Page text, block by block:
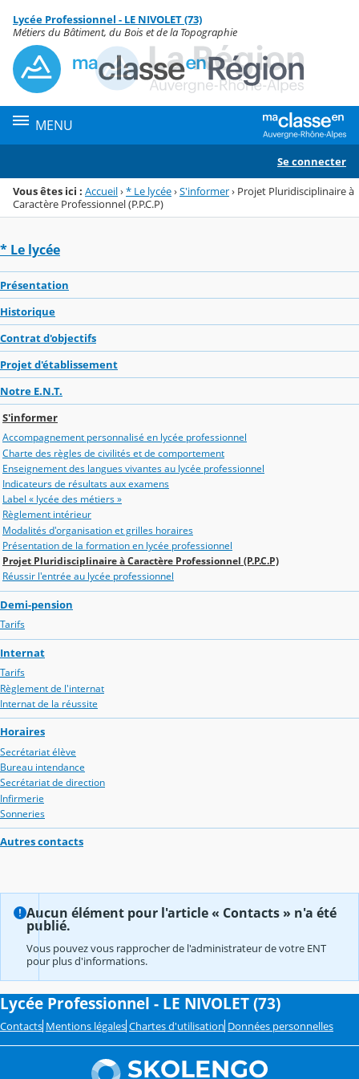
Menu de la rubrique
Contenu
Lycée Professionnel - LE NIVOLET (73)
Métiers du Bâtiment, du Bois et de la Topographie
MENU
Se connecter
Vous êtes ici : Accueil›* Le lycée›S'informer› Projet Pluridisciplinaire à
Caractère Professionnel (P.P.C.P)
* Le lycée
Présentation
Historique
Contrat d'objectifs
Projet d'établissement
Notre E.N.T.
S'informer
Accompagnement personnalisé en lycée professionnel
Charte des règles de civilités et de comportement
Enseignement des langues vivantes au lycée professionnel
Indicateurs de résultats aux examens
Label « lycée des métiers »
Règlement intérieur
Modalités d'organisation et grilles horaires
Présentation de la formation en lycée professionnel
Projet Pluridisciplinaire à Caractère Professionnel (P.P.C.P)
Réussir l'entrée au lycée professionnel
Demi-pension
Tarifs
Internat
Tarifs
Règlement de l'internat
Internat de la réussite
Horaires
Secrétariat élève
Bureau intendance
Secrétariat de direction
Infirmerie
Sonneries
Autres contacts
Aucun élément pour l'article « Contacts » n'a été
publié.
Vous pouvez vous rapprocher de l'administrateur de votre ENT
pour plus d'informations.
Lycée Professionnel - LE NIVOLET (73)
Contacts Mentions légales Chartes d'utilisation Données personnelles